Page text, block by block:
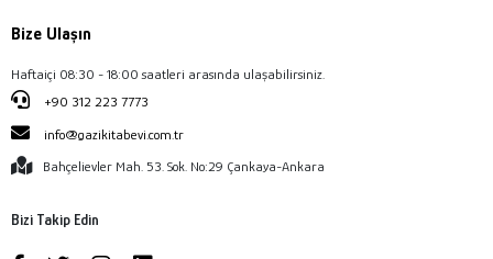
Bize Ulaşın
Haftaiçi 08:30 - 18:00 saatleri arasında ulaşabilirsiniz.
+90 312 223 7773
info@gazikitabevi.com.tr
Bahçelievler Mah. 53. Sok. No:29 Çankaya-Ankara
Bizi Takip Edin